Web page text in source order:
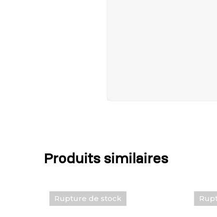
Produits similaires
Rupture de stock